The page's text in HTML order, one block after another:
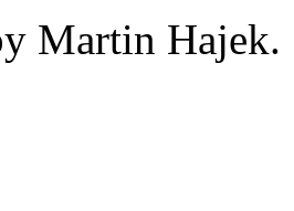
Martin Hajek.